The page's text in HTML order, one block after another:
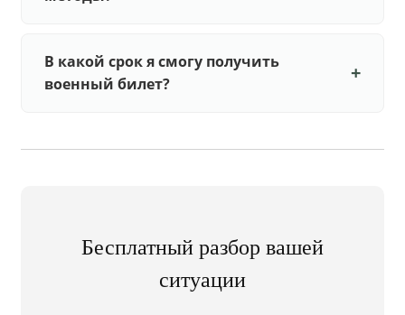
В какой срок я смогу получить
военный билет?
Бесплатный разбор вашей
ситуации